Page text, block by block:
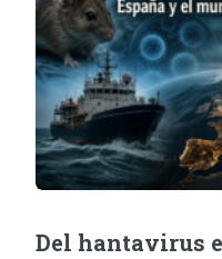
Del hantavirus